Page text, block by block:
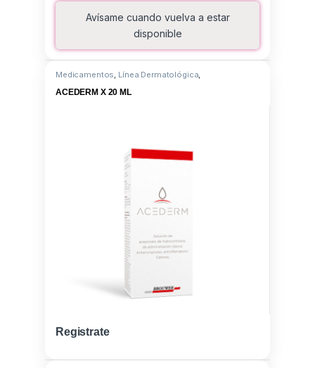
Avísame cuando vuelva a estar
disponible
Medicamentos Línea Dermatológica
Hidrocortisona aceponato
ACEDERM X 20 ML
Registrate